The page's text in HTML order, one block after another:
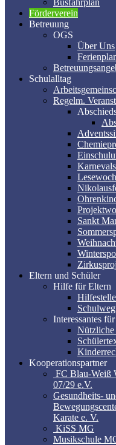
Busfahrplan
Förderverein
Betreuung
OGS
Über Uns
Schulalltag
Regelm.
Sankt
Eltern und Schüler
Hilfe für Eltern
Interessantes
Nützliche
Kooperationspartner
FC Blau-Weiß
07/29 e.V.
Gesundheits-
Karate e. V.
KiSS MG
Musikschule